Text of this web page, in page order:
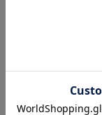
こ
お仕立て後、お客様
返品にかかる送料は無
ただし次に該当する